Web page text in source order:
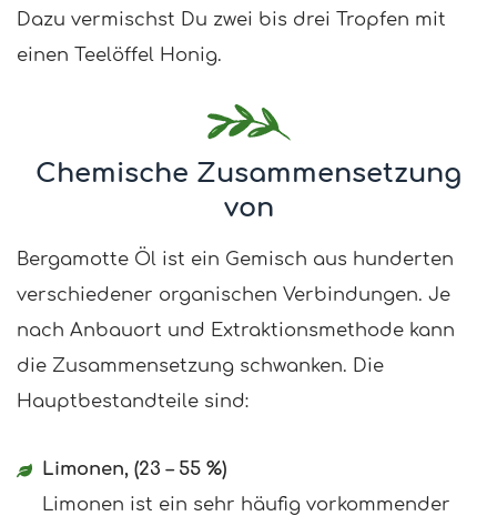
Dazu vermischst Du zwei bis drei Tropfen mit
einen Teelöffel Honig.
Chemische Zusammensetzung
von
Bergamotte Öl ist ein Gemisch aus hunderten
verschiedener organischen Verbindungen. Je
nach Anbauort und Extraktionsmethode kann
die Zusammensetzung schwanken. Die
Hauptbestandteile sind:
Limonen, (23 – 55 %)
Limonen ist ein sehr häufig vorkommender